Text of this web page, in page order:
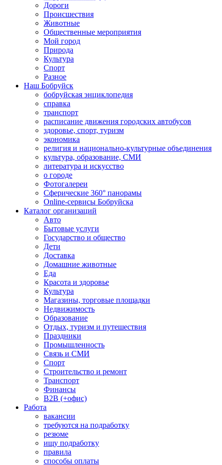
Дороги
Происшествия
Животные
Общественные мероприятия
Мой город
Природа
Культура
Спорт
Разное
Наш Бобруйск
бобруйская энциклопедия
справка
транспорт
расписание движения городских автобусов
здоровье, спорт, туризм
экономика
религия и национально-культурные объединения
культура, образование, СМИ
литература и искусство
о городе
Фотогалереи
Сферические 360° панорамы
Online-сервисы Бобруйска
Каталог организаций
Авто
Бытовые услуги
Государство и общество
Дети
Доставка
Домашние животные
Еда
Красота и здоровье
Культура
Магазины, торговые площадки
Недвижимость
Образование
Отдых, туризм и путешествия
Праздники
Промышленность
Связь и СМИ
Спорт
Строительство и ремонт
Транспорт
Финансы
B2B (+офис)
Работа
вакансии
требуются на подработку
резюме
ищу подработку
правила
способы оплаты